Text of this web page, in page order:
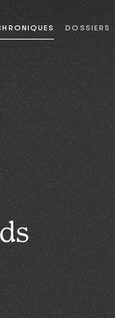
DOSSIERS